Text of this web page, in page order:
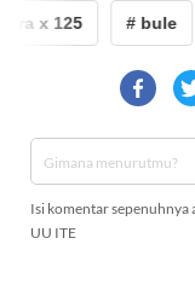
x 125 # bule
Isi komentar sepenuhnya
UU ITE